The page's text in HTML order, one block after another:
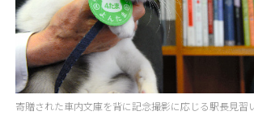
寄贈された車内文庫を背に記念撮影に応じる駅長見習